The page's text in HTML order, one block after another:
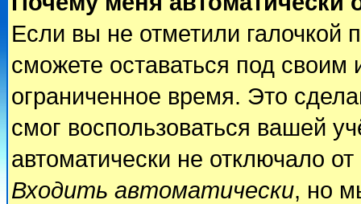
Если вы не отметили галочкой
сможете оставаться под
ограниченное время. Это
смог воспользоваться вашей
автоматически не отключало
Входить автоматически, но